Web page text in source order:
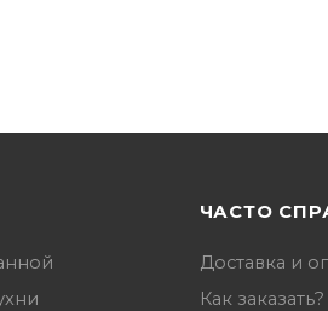
ЧАСТО
Доставка и
Как заказать?